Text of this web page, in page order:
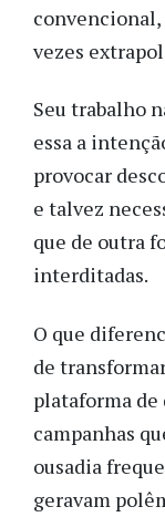
convencional,
vezes
Seu trabalho
essa a
provocar
e talvez
que de outra
interditadas.
O que
de
plataforma de
campanhas
ousadia
geravam